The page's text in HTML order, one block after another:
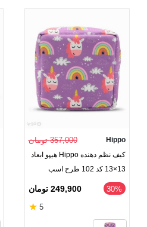
Hippo 357,000 تومان
کیف نظم دهنده Hippo هیپو ابعاد
13×13 کد 102 طرح اسب
تکشاخ
‎30% 249,900 تومان
5
★